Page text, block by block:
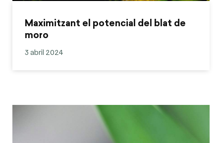
Maximitzant el potencial del blat de
moro
3 abril 2024